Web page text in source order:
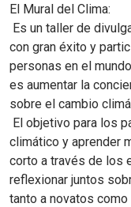
El Mural del Clima:
Es un taller de
con gran éxito y
personas en el
es aumentar la
sobre el cambio
El objetivo para los
climático y aprender
corto a través de los
reflexionar juntos
tanto a novatos